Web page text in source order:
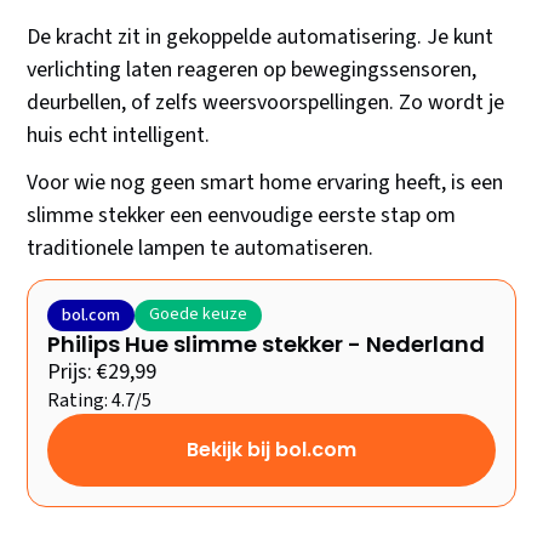
De kracht zit in gekoppelde automatisering. Je kunt
verlichting laten reageren op bewegingssensoren,
deurbellen, of zelfs weersvoorspellingen. Zo wordt je
huis echt intelligent.
Voor wie nog geen smart home ervaring heeft, is een
slimme stekker een eenvoudige eerste stap om
traditionele lampen te automatiseren.
bol.com Goede keuze
Philips Hue slimme stekker - Nederland
Prijs: €29,99
Rating: 4.7/5
Bekijk bij bol.com